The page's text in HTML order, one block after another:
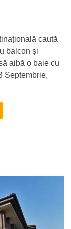
caută
balcon și
aibă o baie cu
Septembrie,